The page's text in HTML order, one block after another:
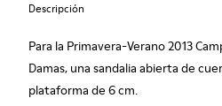
Descripción
Para la Primavera-Verano 2013
Damas, una sandalia abierta de
plataforma de 6 cm.